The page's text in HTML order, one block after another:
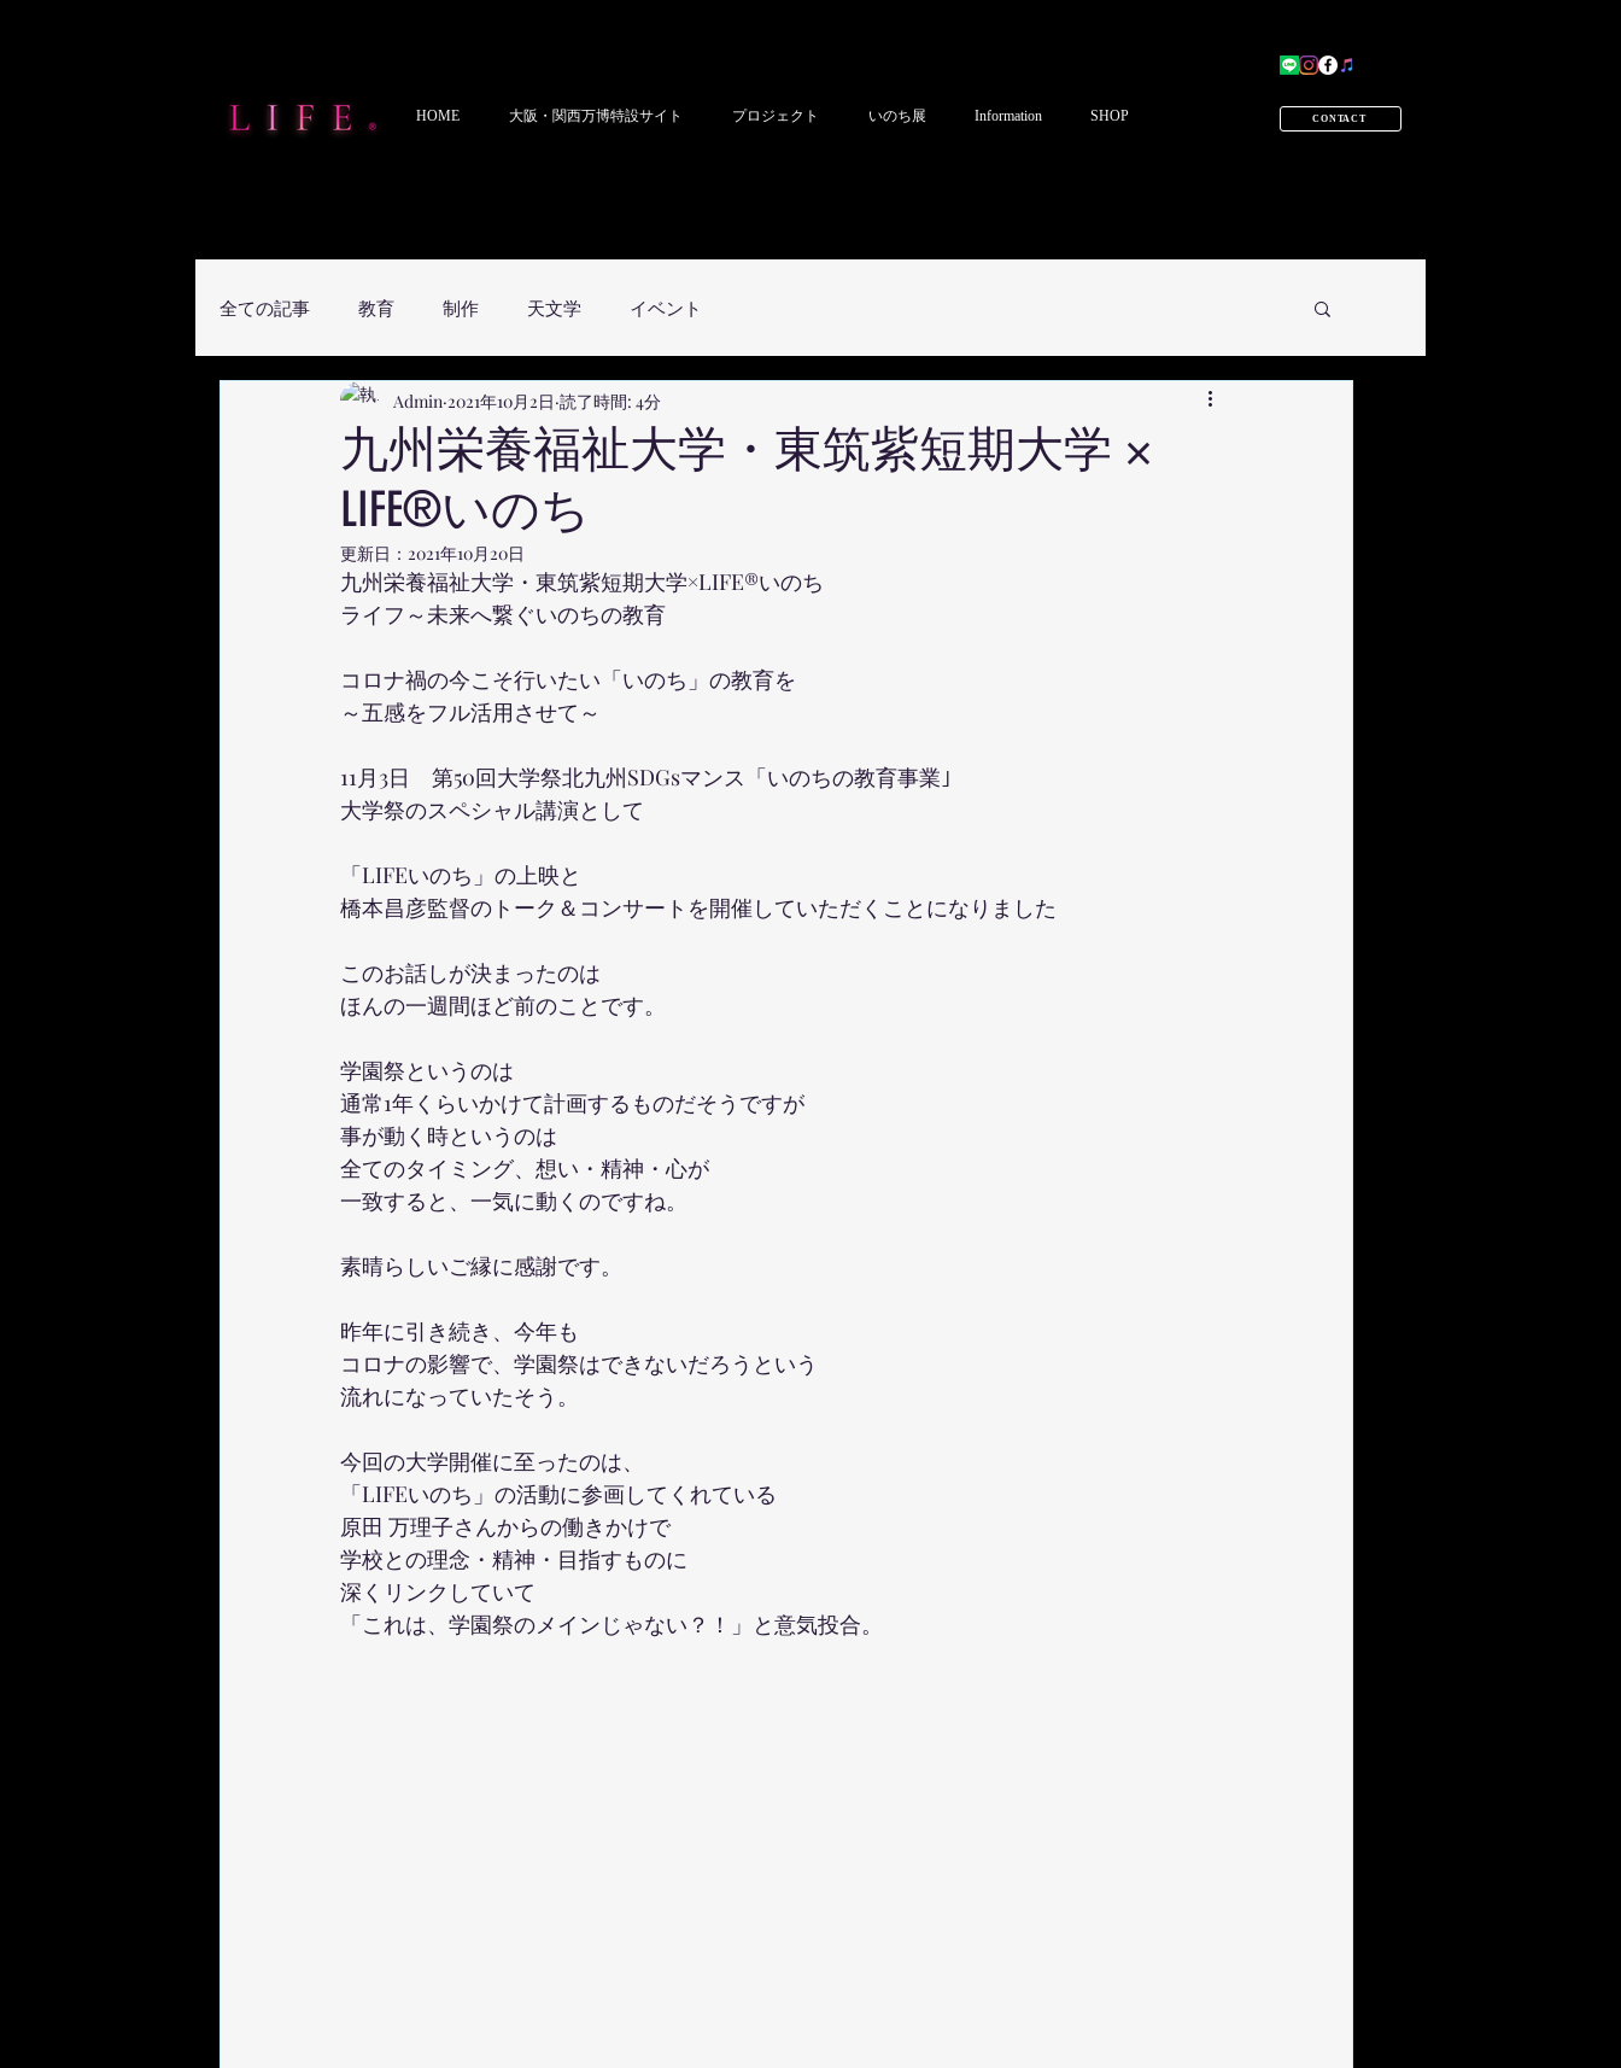
HOME 大阪・関西万博特設サイト プロジェクト いのち展 Information SHOP CONTACT
全ての記事 教育 制作 天文学 イベント
九州栄養福祉大学・東筑紫短期大学 ×
LIFE®︎いのち
Admin 2021年10月2日 読了時間: 4分
更新日： 2021年10月20日
九州栄養福祉大学・東筑紫短期大学×LIFE®︎いのち
ライフ～未来へ繋ぐいのちの教育
コロナ禍の今こそ行いたい「いのち」の教育を
～五感をフル活用させて～
11月3日　第50回大学祭北九州SDGsマンス「いのちの教育事業｣
大学祭のスペシャル講演として
「LIFEいのち」の上映と
橋本昌彦監督のトーク＆コンサートを開催していただくことになりました
このお話しが決まったのは
ほんの一週間ほど前のことです。
学園祭というのは
通常1年くらいかけて計画するものだそうですが
事が動く時というのは
全てのタイミング、想い・精神・心が
一致すると、一気に動くのですね。
素晴らしいご縁に感謝です。
昨年に引き続き、今年も
コロナの影響で、学園祭はできないだろうという
流れになっていたそう。
今回の大学開催に至ったのは、
「LIFEいのち」の活動に参画してくれている
原田 万理子さんからの働きかけで
学校との理念・精神・目指すものに
深くリンクしていて
「これは、学園祭のメインじゃない？！」と意気投合。